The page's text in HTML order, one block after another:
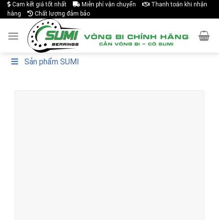
Skip
to
content
Cam kết giá tốt nhất Miễn phí vận chuyển
Thanh toán khi nhận
hàng
Chất lượng đảm bảo
Sản phẩm SUMI